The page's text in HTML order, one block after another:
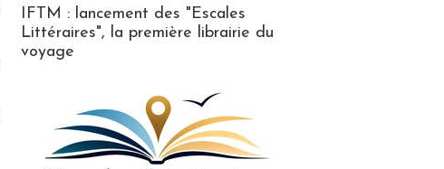
IFTM : lancement des "Escales
Littéraires", la première librairie du
voyage